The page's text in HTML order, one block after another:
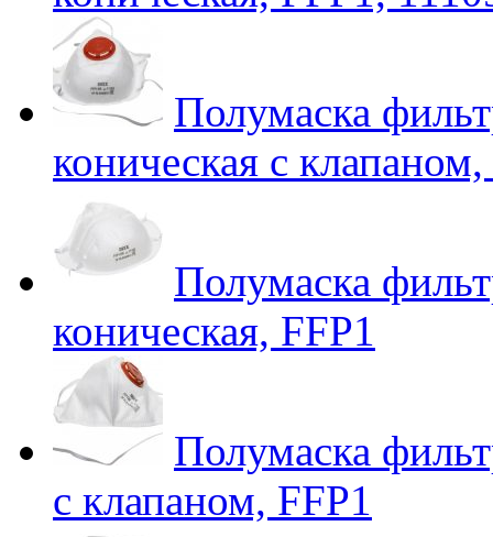
Полумаска
коническая с
Полумаска
коническая, FFP1
Полумаска
с клапаном, FFP1